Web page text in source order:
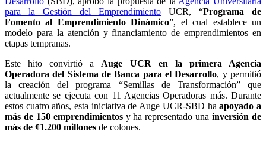
para la Gestión del Emprendimiento UCR, “Programa de
Fomento al Emprendimiento Dinámico”, el cual establece un
modelo para la atención y financiamiento de emprendimientos en
etapas tempranas.
Este hito convirtió a Auge UCR en la primera Agencia
Operadora del Sistema de Banca para el Desarrollo, y permitió
la creación del programa “Semillas de Transformación” que
actualmente se ejecuta con 11 Agencias Operadoras más. Durante
estos cuatro años, esta iniciativa de Auge UCR-SBD haapoyado a
más de 150 emprendimientosy ha representado unainversión de
más de ¢1.200 millones de colones.